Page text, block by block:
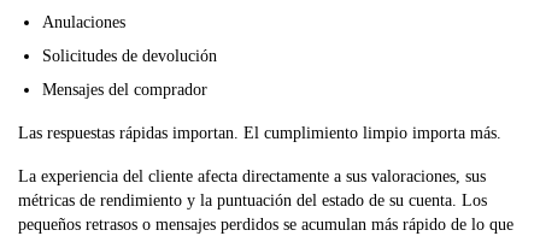
Anulaciones
Solicitudes de devolución
Mensajes del comprador
Las respuestas rápidas importan. El cumplimiento limpio importa más.
La experiencia del cliente afecta directamente a sus valoraciones, sus
métricas de rendimiento y la puntuación del estado de su cuenta. Los
pequeños retrasos o mensajes perdidos se acumulan más rápido de lo que